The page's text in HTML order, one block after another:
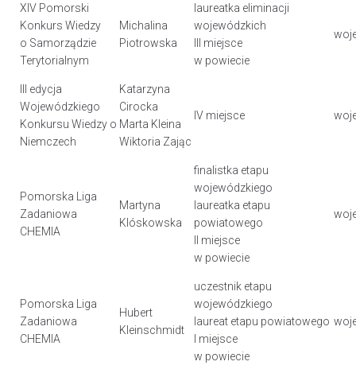
XIV Pomorski
Konkurs Wiedzy
o Samorządzie
Terytorialnym
Michalina
Piotrowska
laureatka eliminacji
wojewódzkich
III miejsce
w powiecie
III edycja
Wojewódzkiego
Konkursu Wiedzy o
Niemczech
Katarzyna
Cirocka
Marta Kleina
Wiktoria Zając
IV miejsce
Pomorska Liga
Zadaniowa
CHEMIA
Martyna
Klóskowska
finalistka etapu
wojewódzkiego
laureatka etapu
powiatowego
II miejsce
w powiecie
Pomorska Liga
Zadaniowa
CHEMIA
Hubert
Kleinschmidt
uczestnik etapu
wojewódzkiego
laureat etapu powiatowego
I miejsce
w powiecie